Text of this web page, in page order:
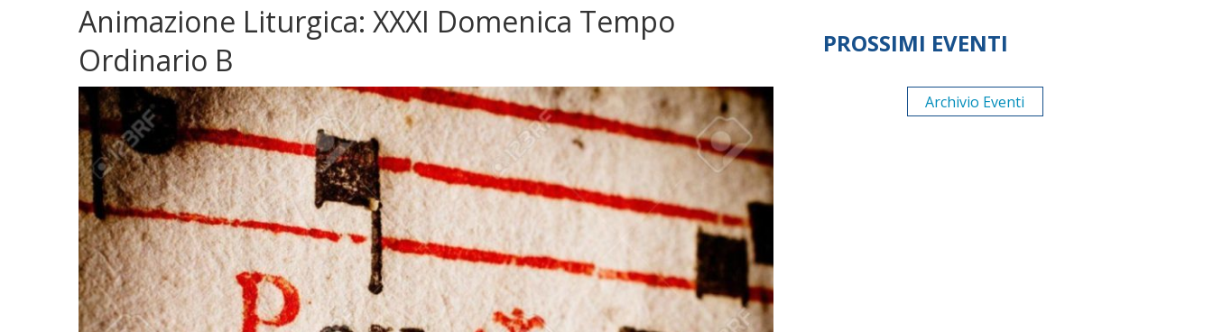
Animazione Liturgica: XXXI Domenica Tempo
Ordinario B
PROSSIMI EVENTI
Archivio Eventi